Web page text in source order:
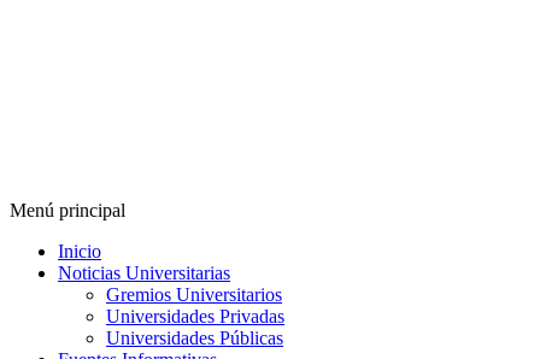
Menú principal
Inicio
Noticias Universitarias
Gremios Universitarios
Universidades Privadas
Universidades Públicas